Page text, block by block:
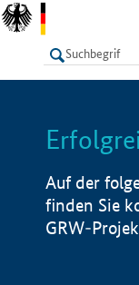
LISTE
Auf der
finden Sie
GRW-